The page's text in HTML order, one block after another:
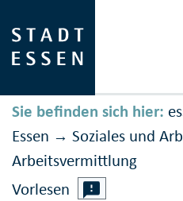
Sie befinden sich hier:
Essen → Soziales und
Arbeitsver­mitt­lung
Vorlesen